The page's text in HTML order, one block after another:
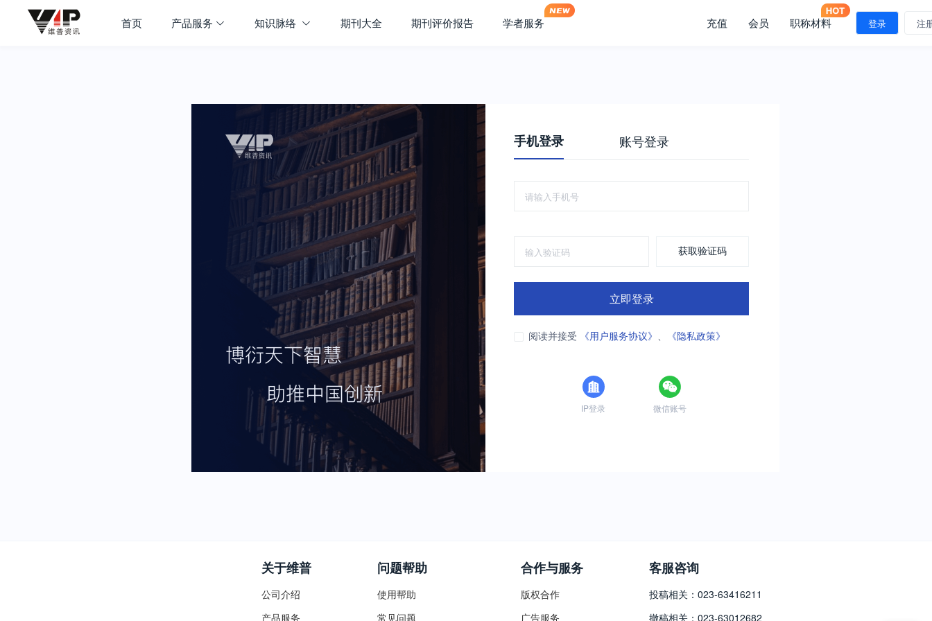
首页 产品服务 知识脉络 期刊大全 期刊评价报告 学者服务 充值 会员 职称材料 登录 注
手机登录 账号登录
获取验证码
立即登录
阅读并接受 《用户服务协议》 、 《隐私政策》
IP登录 微信账号
关于维普
公司介绍
产品服务
问题帮助
使用帮助
常见问题
合作与服务
版权合作
广告服务
客服咨询
投稿相关：023-63416211
撤稿相关：023-63012682